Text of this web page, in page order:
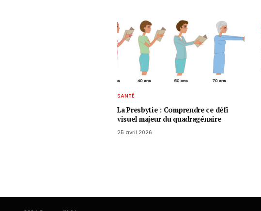
SANTÉ
La Presbytie : Comprendre ce défi
visuel majeur du quadragénaire
25 avril 2026